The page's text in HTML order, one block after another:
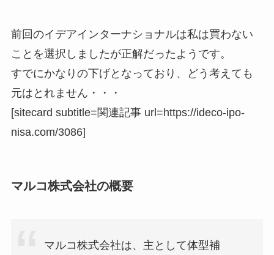
前回のイデアインターナショナルは私は買わない
ことを選択しましたが正解だったようです。
すでにかなりの下げとなっており、どう考えても
元はとれません・・・
[sitecard subtitle=関連記事 url=https://ideco-ipo-
nisa.com/3086]
マルコ株式会社の概要
マルコ株式会社は、主として体型補